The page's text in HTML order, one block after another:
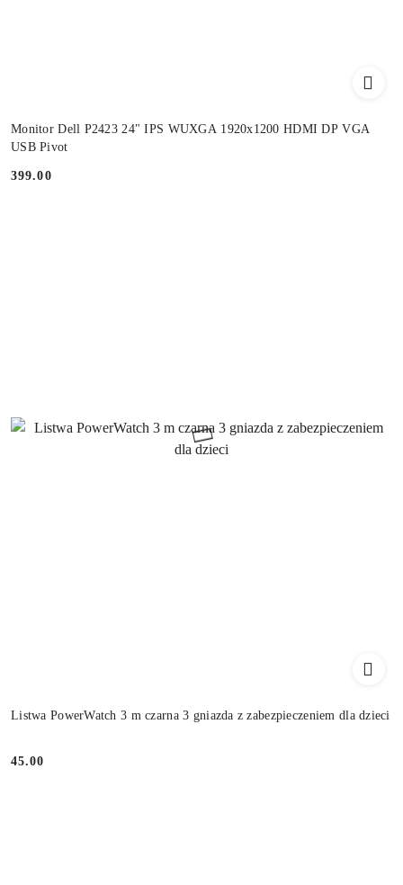
Monitor Dell P2423 24" IPS WUXGA 1920x1200 HDMI DP VGA
USB Pivot
Cena:
399.00
Listwa PowerWatch 3 m czarna 3 gniazda z zabezpieczeniem dla dzieci
Cena:
45.00